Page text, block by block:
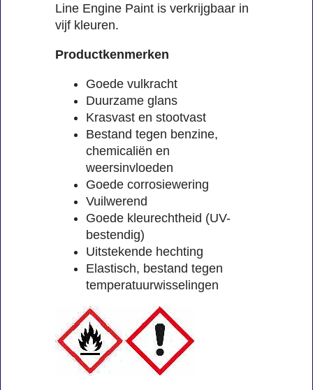
Line Engine Paint is verkrijgbaar in
vijf kleuren.
Productkenmerken
Goede vulkracht
Duurzame glans
Krasvast en stootvast
Bestand tegen benzine,
chemicaliën en
weersinvloeden
Goede corrosiewering
Vuilwerend
Goede kleurechtheid (UV-
bestendig)
Uitstekende hechting
Elastisch, bestand tegen
temperatuurwisselingen